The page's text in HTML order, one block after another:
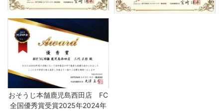
おそうじ本舗鹿児島西田店 FC
全国優秀賞受賞2025年2024年